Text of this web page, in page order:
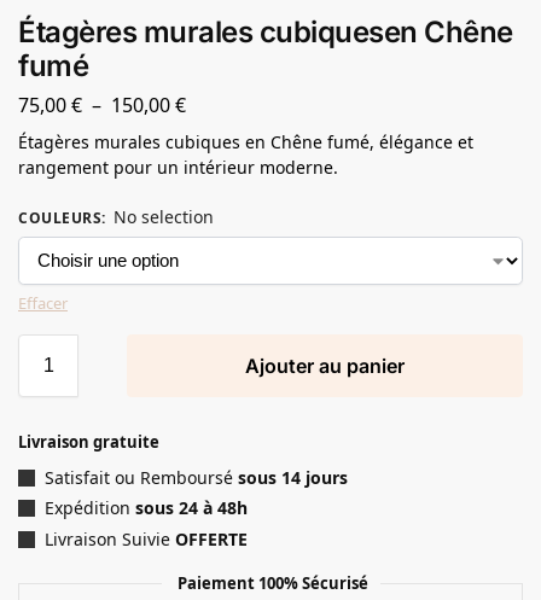
Étagères murales cubiquesen Chêne
fumé
75,00€ – 150,00€
Étagères murales cubiques en Chêne fumé, élégance et
rangement pour un intérieur moderne.
COULEURS: No selection
Effacer
Ajouter au panier
Livraison gratuite
Satisfait ou Remboursé sous 14 jours
Expédition sous 24 à 48h
Livraison Suivie OFFERTE
Paiement 100% Sécurisé